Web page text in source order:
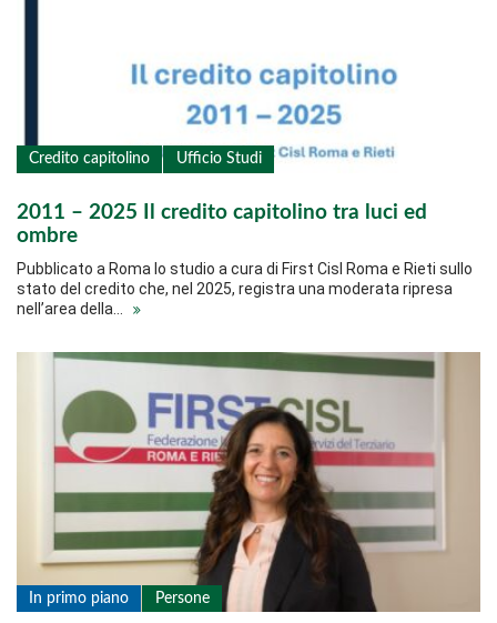
Credito capitolino Ufficio Studi
2011 – 2025 Il credito capitolino tra luci ed
ombre
Pubblicato a Roma lo studio a cura di First Cisl Roma e Rieti sullo
stato del credito che, nel 2025, registra una moderata ripresa
nell’area della…
In primo piano Persone